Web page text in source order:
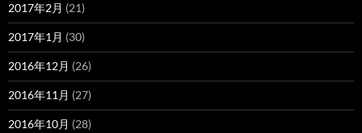
2017年2月 (21)
2017年1月 (30)
2016年12月 (26)
2016年11月 (27)
2016年10月 (28)